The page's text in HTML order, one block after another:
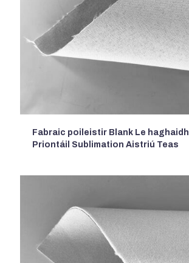
Fabraic poileistir Blank Le haghaidh
Priontáil Sublimation Aistriú Teas